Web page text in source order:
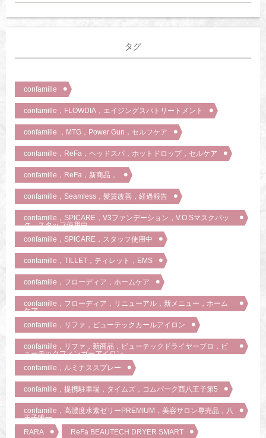
タグ
confamille
confamille，FLOWDIA，エイジングスパトリートメント
confamille ，MTG，Power Gun，セルフケア
confamille，ReFa，ヘッドスパ，ホットドロップ，セルケア
confamille，ReFa，新商品，
confamille，Seamless，髪質改善，経過報告
confamille，SPICARE，V3ファンデーション，V.O.Sマスクパッ
ク，スタッフ使用中
confamille，SPICARE，スタッフ使用中
confamille，TILLET，ティレット，EMS
confamille，フローディア，ホームケア
confamille，フローディア，リニューアル，新メニュー，ホーム
ケア
confamille，リファ，ビューテックカールアイロン
confamille，リファ，新商品，ビューテックドライヤープロ，ビ
ューテックフィンガーアイロン
confamille，ルミナススプレー
confamille，提携駐車場，タイムズ，コムパーク西八王子第5
confamille，高濃度水素ゼリーPREMIUM，美容サロン専売品，八
王子唯一
RARA
ReFa BEAUTECH DRYER SMART